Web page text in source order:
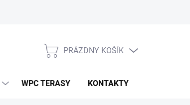
NÁKUPNÝ
PRÁZDNY KOŠÍK
WPC TERASY KONTAKTY